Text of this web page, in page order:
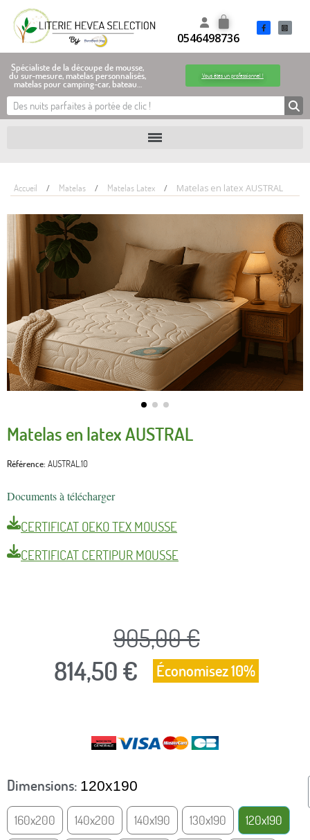
0546498736
Spécialiste de la découpe de mousse,
du sur-mesure, matelas personnalisés,
matelas pour camping-car, bateau…
Vous êtes un professionnel !
Accueil Matelas Matelas Latex Matelas en latex AUSTRAL
Matelas en latex AUSTRAL
Référence AUSTRAL.10
Documents à télécharger
CERTIFICAT OEKO TEX MOUSSE
CERTIFICAT CERTIPUR MOUSSE
905,00 €
814,50 € Économisez 10%
Dimensions 120x190
160x200 140x200 140x190 130x190 120x190